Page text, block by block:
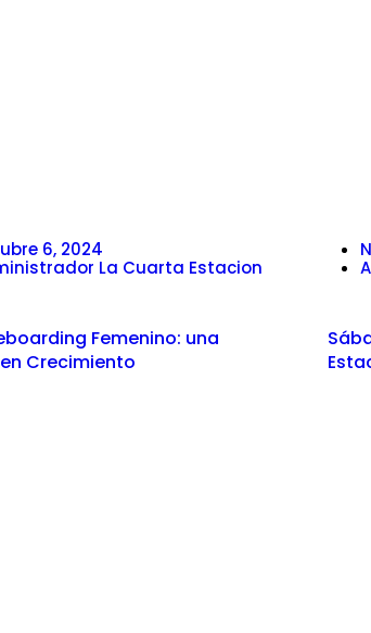
6, 2024
La Cuarta Estacion
Femenino: una
Crecimiento